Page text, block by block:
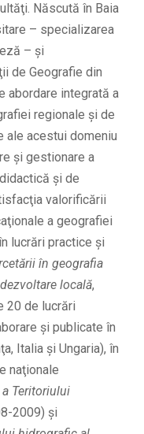
Născută în Baia
– specializarea
– şi
de Geografie din
abordare integrată a
regionale şi de
ale acestui domeniu
şi gestionare a
şi de
valorificării
a geografiei
lucrări practice şi
în geografia
locală,
20 de lucrări
şi publicate în
Italia şi Ungaria), în
naţionale
Teritoriului
2009) şi